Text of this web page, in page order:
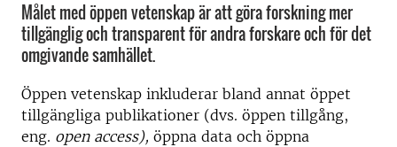
Målet med öppen vetenskap är att göra forskning mer
tillgänglig och transparent för andra forskare och för det
omgivande samhället.
Öppen vetenskap inkluderar bland annat öppet
tillgängliga publikationer (dvs. öppen tillgång,
eng. open access), öppna data och öppna